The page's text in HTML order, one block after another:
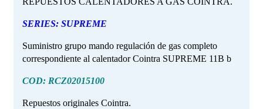
SERIES: SUPREME
Suministro grupo mando regulación de gas completo
correspondiente al calentador Cointra SUPREME 11B b
COD: RCZ02015100
Repuestos originales Cointra.